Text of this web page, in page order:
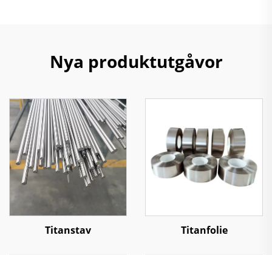
Nya produktutgåvor
Titanstav Titanfolie